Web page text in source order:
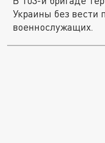
Украины без вести
военнослужащих.